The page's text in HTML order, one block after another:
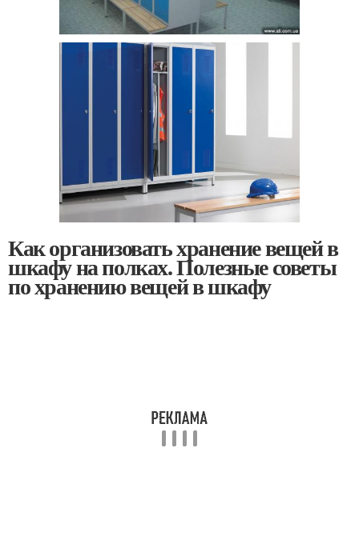
Как организовать хранение вещей в
шкафу на полках. Полезные советы
по хранению вещей в шкафу